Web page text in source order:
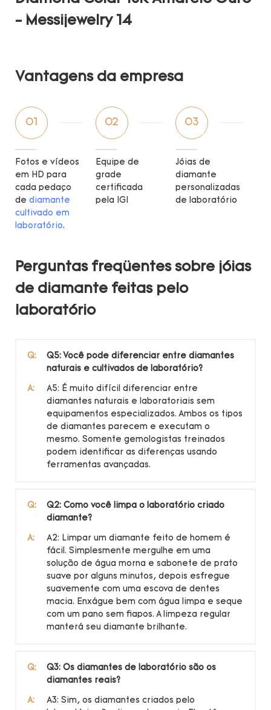
Vantagens da empresa
01
Fotos e vídeos
em HD para
cada pedaço
de diamante
cultivado em
laboratório.
02
Equipe de
grade
certificada
pela IGI
03
Jóias de
diamante
personalizadas
de laboratório
Perguntas freqüentes sobre jóias
de diamante feitas pelo
laboratório
Q:
Q5: Você pode diferenciar entre diamantes
naturais e cultivados de laboratório?
A:
A5: É muito difícil diferenciar entre
diamantes naturais e laboratoriais sem
equipamentos especializados. Ambos os tipos
de diamantes parecem e executam o
mesmo. Somente gemologistas treinados
podem identificar as diferenças usando
ferramentas avançadas.
Q:
Q2: Como você limpa o laboratório criado
diamante?
A:
A2: Limpar um diamante feito de homem é
fácil. Simplesmente mergulhe em uma
solução de água morna e sabonete de prato
suave por alguns minutos, depois esfregue
suavemente com uma escova de dentes
macia. Enxágue bem com água limpa e seque
com um pano sem fiapos. A limpeza regular
manterá seu diamante brilhante.
Q:
Q3: Os diamantes de laboratório são os
diamantes reais?
A:
A3: Sim, os diamantes criados pelo